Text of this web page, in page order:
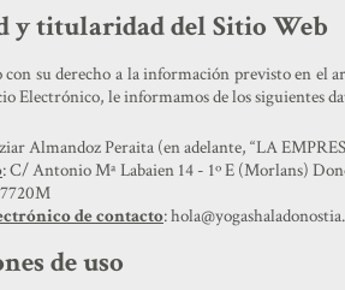
y titularidad del Sitio Web
con su derecho a la información previsto en el
Electrónico, le informamos de los siguientes
Almandoz Peraita (en adelante, “LA
: C/ Antonio Mª Labaien 14 - 1º E (Morlans)
de contacto:
de uso